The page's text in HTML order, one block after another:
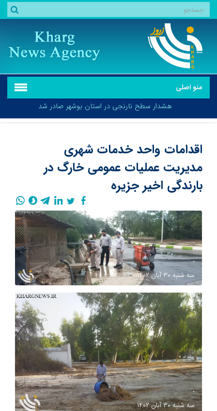
منو اصلی
هشدار سطح نارنجی در استان بوشهر صادر شد
هشدار سطح نارنجی در استان بوشهر صادر شد
اقدامات واحد خدمات شهری
مدیریت عملیات عمومی خارگ در
بارندگی اخیر جزیره
.
سه شنبه ۳۰ آبان ۱۴۰۲
.
سه شنبه ۳۰ آبان ۱۴۰۲